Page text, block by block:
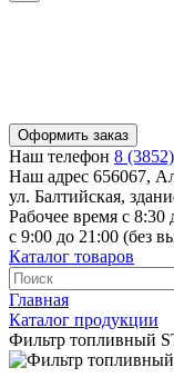
Оформить заказ
Наш телефон 8
Наш адрес 656067,
ул. Балтийская,
Рабочее время с 8:30
с 9:00 до 21:00 (без
Каталог товаров
Главная
Каталог продукции
Фильтр топливный